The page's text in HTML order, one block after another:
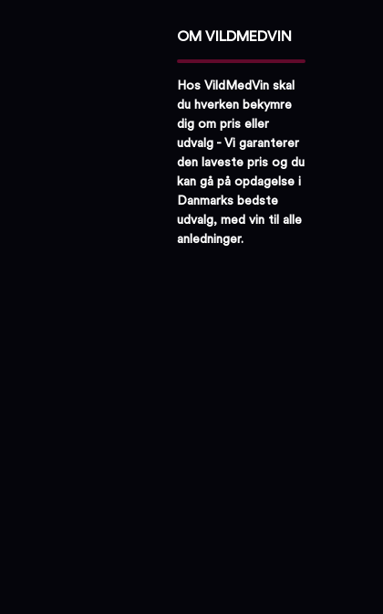
OM VILDMEDVIN
Hos VildMedVin skal
du hverken bekymre
dig om pris eller
udvalg - Vi garanterer
den laveste pris og du
kan gå på opdagelse i
Danmarks bedste
udvalg, med vin til alle
anledninger.